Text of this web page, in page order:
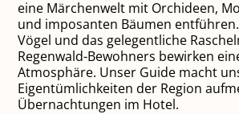
eine Märchenwelt mit Orchideen,
und imposanten Bäumen
Vögel und das gelegentliche
Regenwald-Bewohners bewirken
Atmosphäre. Unser Guide macht
Eigentümlichkeiten der Region
Übernachtungen im Hotel.